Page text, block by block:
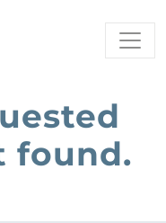
found.